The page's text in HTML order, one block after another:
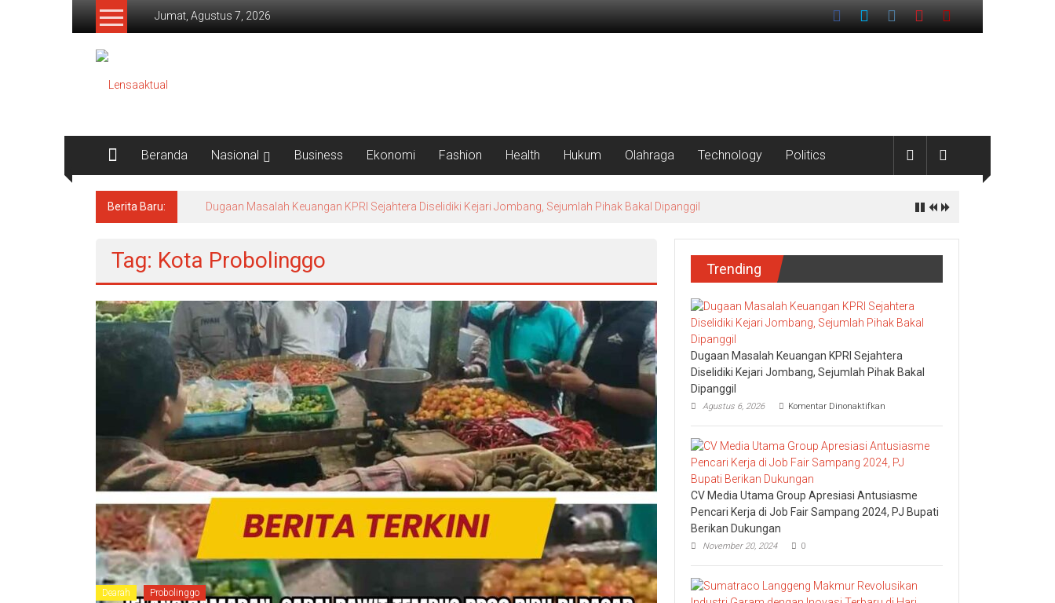
Lompat
Jumat, Agustus 7, 2026
Lensaaktual
Beranda Nasional Business Ekonomi Fashion Health Hukum Olahraga Technology Politics
Berita Baru:
Tag: Kota Probolinggo
Dearah Probolinggo
Trending
Dugaan Masalah Keuangan KPRI Sejahtera
Diselidiki Kejari Jombang, Sejumlah Pihak Bakal
Dipanggil
Agustus 6, 2026 Komentar Dinonaktifkan
Masalah
Keuangan
KPRI
Sejahtera
Kejari
Sejumlah
CV Media Utama Group Apresiasi Antusiasme
Pencari Kerja di Job Fair Sampang 2024, PJ Bupati
Berikan Dukungan
November 20, 2024 0